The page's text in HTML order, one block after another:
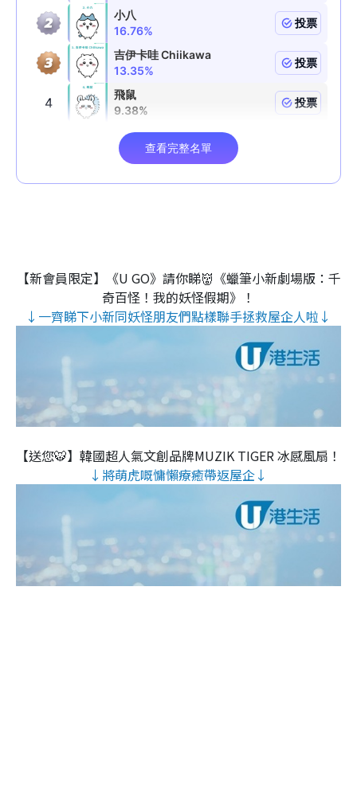
【新會員限定】《U GO》請你睇👹《蠟筆小新劇場版：千
奇百怪！我的妖怪假期》！
↓一齊睇下小新同妖怪朋友們點樣聯手拯救屋企人啦↓
【送您🐯】韓國超人氣文創品牌MUZIK TIGER 冰感風扇！
↓將萌虎嘅慵懶療癒帶返屋企↓